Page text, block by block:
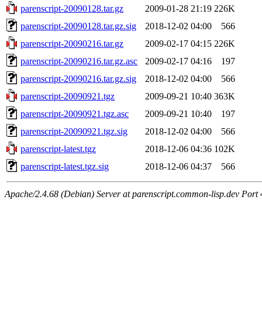
parenscript-20090128.tar.gz
2009-01-28 21:19 226K
parenscript-20090128.tar.gz.sig
2018-12-02 04:00
566
parenscript-20090216.tar.gz
2009-02-17 04:15 226K
parenscript-20090216.tar.gz.asc
2009-02-17 04:16
197
parenscript-20090216.tar.gz.sig
2018-12-02 04:00
566
parenscript-20090921.tgz
2009-09-21 10:40 363K
parenscript-20090921.tgz.asc
2009-09-21 10:40
197
parenscript-20090921.tgz.sig
2018-12-02 04:00
566
parenscript-latest.tgz
2018-12-06 04:36 102K
parenscript-latest.tgz.sig
2018-12-06 04:37 566
Apache/2.4.68 (Debian) Server at parenscript.common-lisp.dev Port